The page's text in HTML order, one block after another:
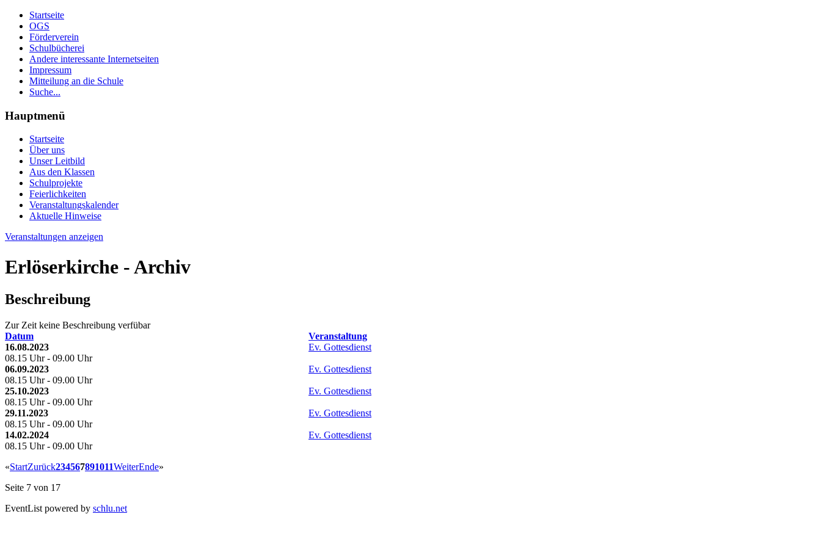
Startseite
OGS
Förderverein
Schulbücherei
Andere interessante Internetseiten
Impressum
Mitteilung an die Schule
Suche...
Hauptmenü
Startseite
Über uns
Unser Leitbild
Aus den Klassen
Schulprojekte
Feierlichkeiten
Veranstaltungskalender
Aktuelle Hinweise
Veranstaltungen anzeigen
Erlöserkirche - Archiv
Beschreibung
Zur Zeit keine Beschreibung verfübar
Datum
Veranstaltung
16.08.2023
08.15 Uhr - 09.00 Uhr
Ev. Gottesdienst
06.09.2023
08.15 Uhr - 09.00 Uhr
Ev. Gottesdienst
25.10.2023
08.15 Uhr - 09.00 Uhr
Ev. Gottesdienst
29.11.2023
08.15 Uhr - 09.00 Uhr
Ev. Gottesdienst
14.02.2024
08.15 Uhr - 09.00 Uhr
Ev. Gottesdienst
«StartZurück234567891011WeiterEnde»
Seite 7 von 17
EventList powered by schlu.net